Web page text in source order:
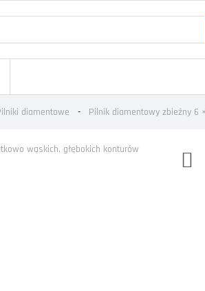
diamentowe Pilnik diamentowy zbieżny 6